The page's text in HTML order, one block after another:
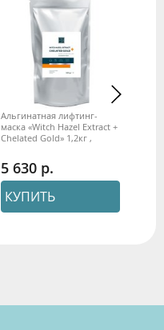
Альгинатная лифтинг-
маска «Witch Hazel Extract +
Chelated Gold» 1,2кг ,
5 630
КУПИТЬ